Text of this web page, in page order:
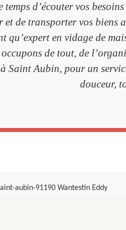
temps d’écouter vos
de transporter vos biens
qu’expert en vidage de
occupons de tout, de
Saint Aubin, pour un
douceur,